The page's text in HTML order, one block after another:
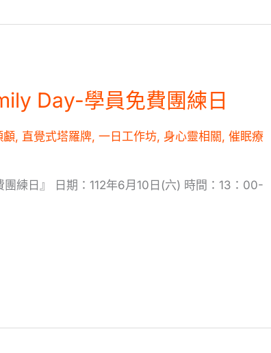
Day-學員免費團練日
顱, 直覺式塔羅牌,一日工作坊, 身心靈相關 ,催眠療
團練日』 日期：112年6月10日(六) 時間：13：00-